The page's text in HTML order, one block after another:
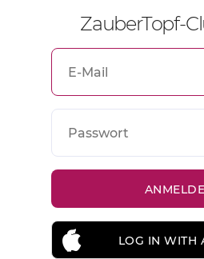
ZauberTopf-
LOG IN WITH